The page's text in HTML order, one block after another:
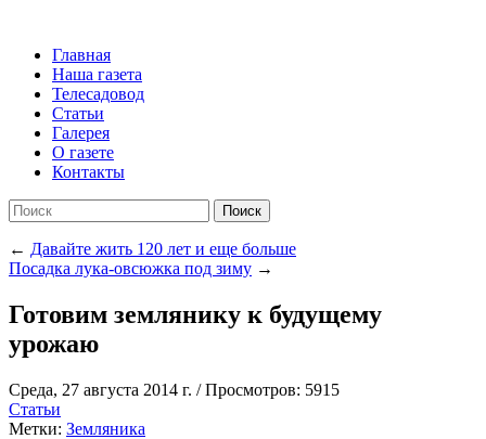
Главная
Наша газета
Телесадовод
Статьи
Галерея
О газете
Контакты
Поиск
← Давайте жить 120 лет и еще больше
Посадка лука-овсюжка под зиму →
Готовим землянику к будущему
урожаю
Среда, 27 августа 2014 г. /Просмотров: 5915
Статьи
Метки: Земляника